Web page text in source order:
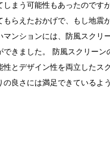
まう可能性もあったので
らえたおかげで、もし地
ンションには、防風スク
きました。 防風スクリー
とデザイン性を両立した
良さには満足できている